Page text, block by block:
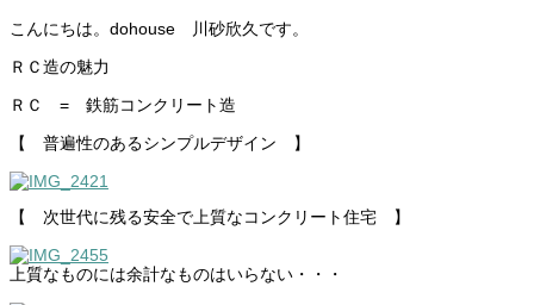
こんにちは。dohouse 川砂欣久です。
ＲＣ造の魅力
ＲＣ = 鉄筋コンクリート造
【 普遍性のあるシンプルデザイン 】
【 次世代に残る安全で上質なコンクリート住宅 】
上質なものには余計なものはいらない・・・